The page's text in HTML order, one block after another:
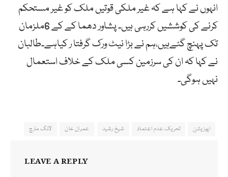
انہوں نے کہا ہے کہ غیر ملکی قوتیں ملک کو غیر مستحکم
کرنے کی کوششیں کررہی ہیں۔ پشاور دھما کے کے 6ملزمان
تک پہنچ گئےہیں،ہم نے بڑا نیٹ ورک گرفتا ر کیاہے۔طالبان
نے کہا کہ ان کی سرزمین کسی ملک کے خلاف استعمال
نہیں ہوگی۔
اپوزیشن تحریک عدم اعتماد شیخ رشید عمران خان لانگ مارچ
LEAVE A REPLY